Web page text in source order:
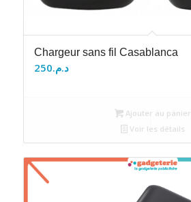
Chargeur sans fil Casablanca
د.م.250
Ajouter au panier
Voir les détails